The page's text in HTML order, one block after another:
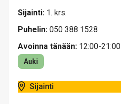
Sijainti: 1. krs.
Puhelin: 050 388 1528
Avoinna tänään: 12:00-21:00
Auki
Sijainti